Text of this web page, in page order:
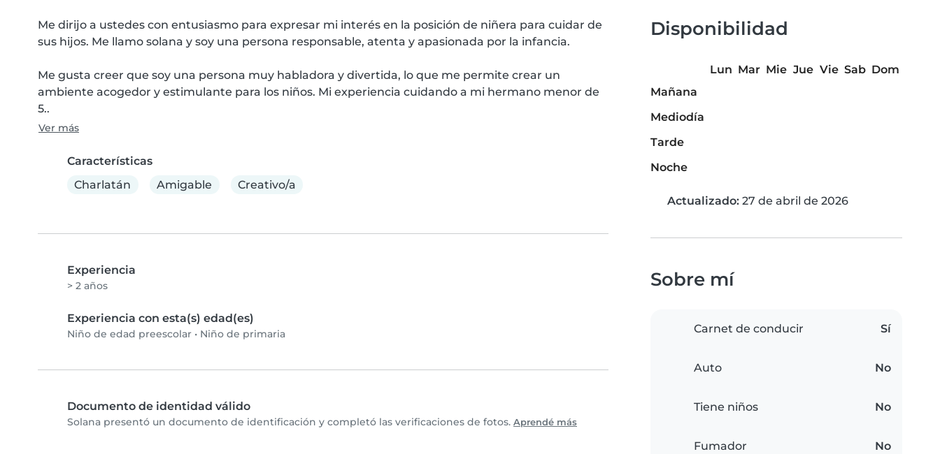
Me dirijo a ustedes con entusiasmo para expresar mi interés en la posición de niñera para cuidar de
sus hijos. Me llamo solana y soy una persona responsable, atenta y apasionada por la infancia.
Me gusta creer que soy una persona muy habladora y divertida, lo que me permite crear un
ambiente acogedor y estimulante para los niños. Mi experiencia cuidando a mi hermano menor de
5..
Ver más
Características
Charlatán
Amigable Creativo/a
Experiencia
> 2 años
Experiencia con esta(s) edad(es)
Niño de edad preescolar • Niño de primaria
Documento de identidad válido
Solana presentó un documento de identificación y completó las verificaciones de fotos. Aprendé más
Disponibilidad
Lun Mar Mie Jue Vie Sab Dom
Mañana
Mediodía
Tarde
Noche
Actualizado: 27 de abril de 2026
Sobre mí
Carnet de conducir Sí
Auto No
Tiene niños No
Fumador No